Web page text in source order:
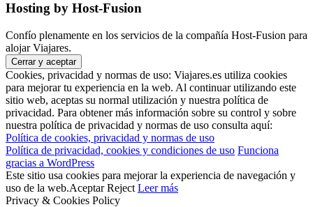
Hosting by Host-Fusion
Confío plenamente en los servicios de la compañía Host-Fusion para
alojar Viajares.
Cookies, privacidad y normas de uso: Viajares.es utiliza cookies
para mejorar tu experiencia en la web. Al continuar utilizando este
sitio web, aceptas su normal utilización y nuestra política de
privacidad. Para obtener más información sobre su control y sobre
nuestra política de privacidad y normas de uso consulta aquí:
Política de cookies, privacidad y normas de uso
Política de privacidad, cookies y condiciones de uso Funciona
gracias a WordPress
Este sitio usa cookies para mejorar la experiencia de navegación y
uso de la web.Aceptar Reject Leer más
Privacy & Cookies Policy